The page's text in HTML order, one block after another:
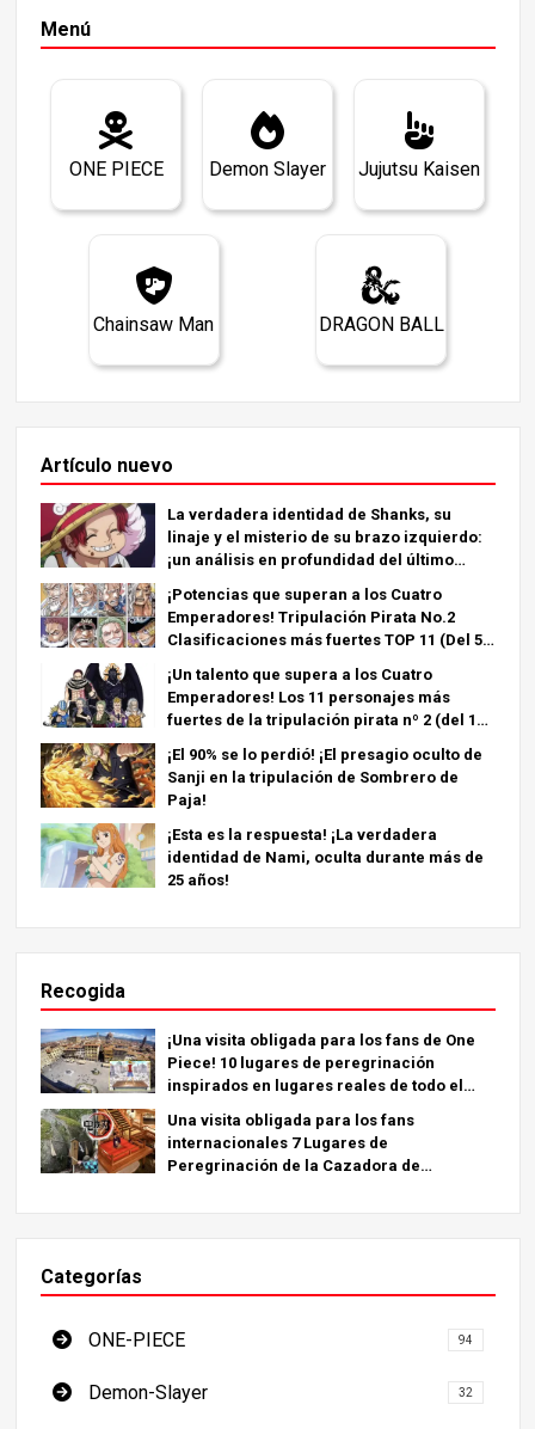
Menú
ONE PIECE Demon Slayer Jujutsu Kaisen
Chainsaw Man DRAGON BALL
Artículo nuevo
La verdadera identidad de Shanks, su
linaje y el misterio de su brazo izquierdo:
¡un análisis en profundidad del último
¡Potencias que superan a los Cuatro
Emperadores! Tripulación Pirata No.2
Clasificaciones más fuertes TOP 11 (Del 5º
¡Un talento que supera a los Cuatro
Emperadores! Los 11 personajes más
fuertes de la tripulación pirata nº 2 (del 11º
¡El 90% se lo perdió! ¡El presagio oculto de
Sanji en la tripulación de Sombrero de
Paja!
¡Esta es la respuesta! ¡La verdadera
identidad de Nami, oculta durante más de
25 años!
Recogida
¡Una visita obligada para los fans de One
Piece! 10 lugares de peregrinación
inspirados en lugares reales de todo el
Una visita obligada para los fans
internacionales 7 Lugares de
Peregrinación de la Cazadora de
Categorías
ONE-PIECE 94
Demon-Slayer 32